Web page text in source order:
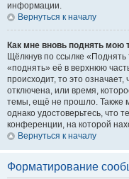
информации.
Вернуться к началу
Как мне вновь поднять мою
Щёлкнув по ссылке
«поднять» её в верхнюю
происходит, то это
отключена, или время,
темы, ещё не прошло. Также
однако удостоверьтесь, что
конференции, на которой
Вернуться к началу
Форматирование